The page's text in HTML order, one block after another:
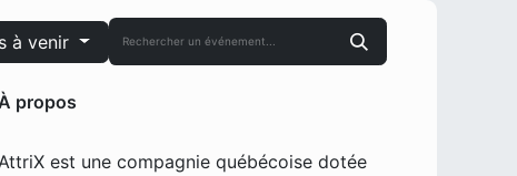
à venir
propos
est une compagnie québécoise dotée